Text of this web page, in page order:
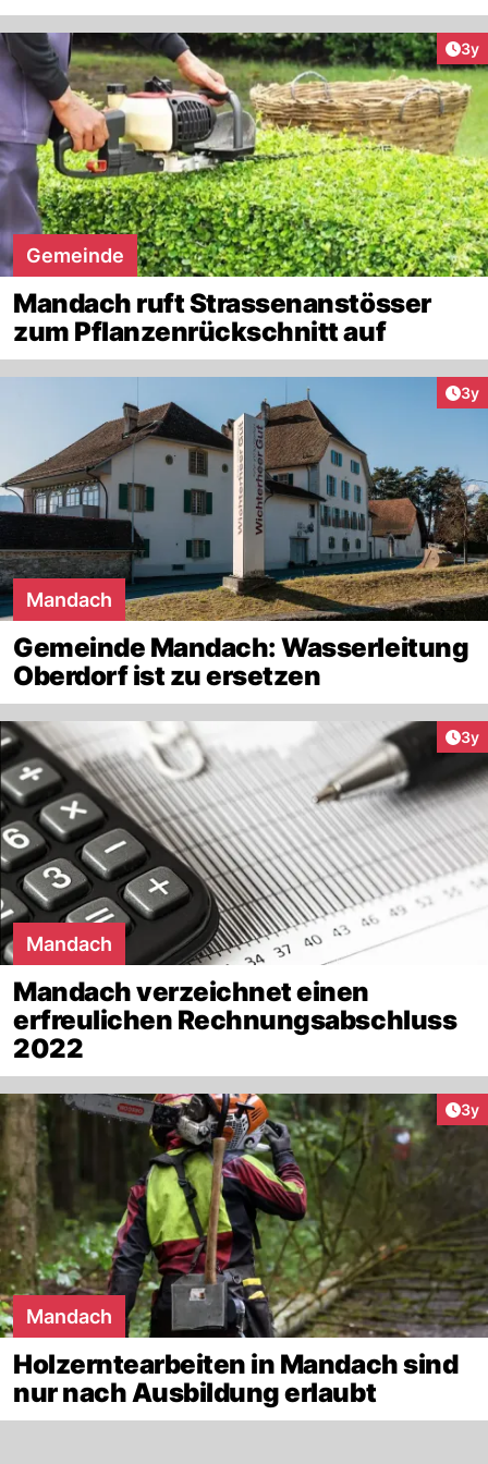
3y
Gemeinde
Mandach ruft Strassenanstösser
zum Pflanzenrückschnitt auf
3y
Mandach
Gemeinde Mandach: Wasserleitung
Oberdorf ist zu ersetzen
3y
Mandach
Mandach verzeichnet einen
erfreulichen Rechnungsabschluss
2022
3y
Mandach
Holzerntearbeiten in Mandach sind
nur nach Ausbildung erlaubt